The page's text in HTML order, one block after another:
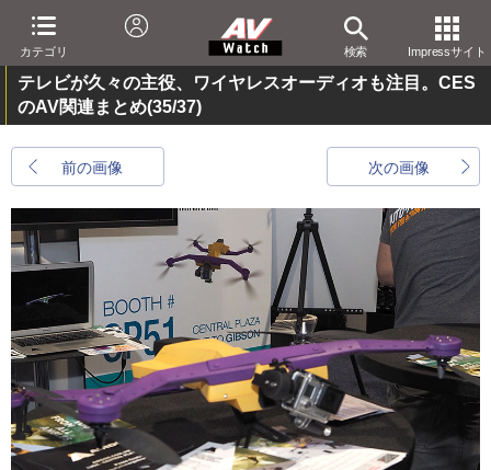
カテゴリ 検索 Impressサイト
テレビが久々の主役、ワイヤレスオーディオも注目。CES
のAV関連まとめ(35/37)
前の画像 次の画像